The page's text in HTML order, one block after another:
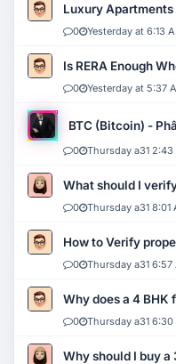
Luxury
0 Yesterday at 6:13
Is RERA Enough
0 Yesterday at 5:37
BTC (Bitcoin) -
0 Thursday a31 2:43
What should I
0 Thursday a31 8:01
How to Verify
0 Thursday a31 6:57
Why does a 4
0 Thursday a31 6:30
Why should I buy a